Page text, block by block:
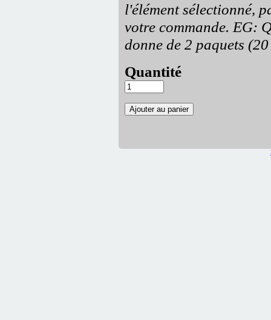
l'élément sélectionné,
votre commande. EG:
donne de 2 paquets
Quantité